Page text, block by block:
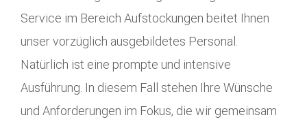
Service im Bereich Aufstockungen beitet Ihnen
unser vorzüglich ausgebildetes Personal.
Natürlich ist eine prompte und intensive
Ausführung. In diesem Fall stehen Ihre Wünsche
und Anforderungen im Fokus, die wir gemeinsam